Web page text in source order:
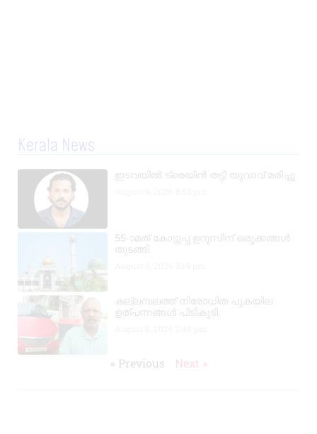
Kerala News
ഇടവയിൽ ട്രെയിൻ തട്ടി യുവാവ് മരിച്ചു
55-ാമത് കോട്ടുപ്പ ഉറൂസിന് ഒരുക്കങ്ങൾ
തുടങ്ങി
കല്ലമ്പലത്ത് നിരോധിത പുകയില
ഉത്പന്നങ്ങൾ പിടികൂടി.
« Previous Next »